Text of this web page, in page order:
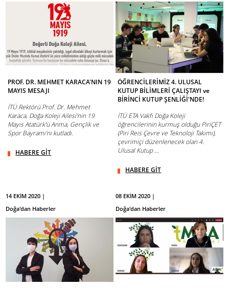
PROF. DR. MEHMET KARACA'NIN 19
MAYIS MESAJI
İTÜ Rektörü Prof. Dr. Mehmet
Karaca, Doğa Koleji Ailesi'nin 19
Mayıs Atatürk'ü Anma, Gençlik ve
Spor Bayramı'nı kutladı.
HABERE GİT
ÖĞRENCİLERİMİZ 4. ULUSAL
KUTUP BİLİMLERİ ÇALIŞTAYI ve
BİRİNCİ KUTUP ŞENLİĞİ'NDE!
İTÜ ETA Vakfı Doğa Koleji
öğrencilerinin kurmuş olduğu PiriÇET
(Piri Reis Çevre ve Teknoloji Takımı),
çevrimiçi düzenlenecek olan 4.
Ulusal Kutup ...
HABERE GİT
14 EKİM 2020 |
Doğa'dan Haberler
08 EKİM 2020 |
Doğa'dan Haberler